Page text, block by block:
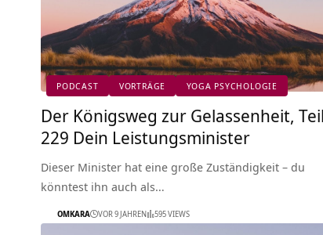
PODCAST VORTRÄGE YOGA PSYCHOLOGIE
Der Königsweg zur Gelassenheit, Teil
229 Dein Leistungsminister
Dieser Minister hat eine große Zuständigkeit – du
könntest ihn auch als…
OMKARA VOR 9 JAHREN 595 VIEWS